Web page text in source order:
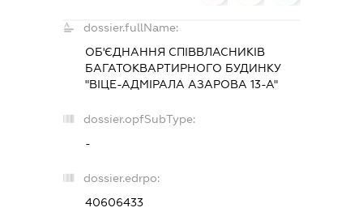
dossier.fullName:
ОБ'ЄДНАННЯ СПІВВЛАСНИКІВ
БАГАТОКВАРТИРНОГО БУДИНКУ
"ВІЦЕ-АДМІРАЛА АЗАРОВА 13-А"
dossier.opfSubType:
-
dossier.edrpo:
40606433